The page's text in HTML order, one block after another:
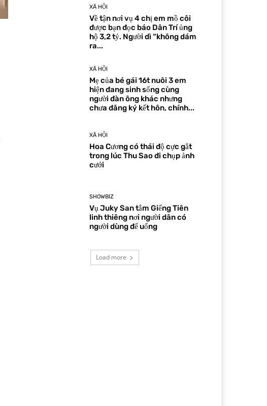
XÃ HỘI
Về tận nơi vụ 4 chị em mồ côi
được bạn đọc báo Dân Trí ủng
hộ 3,2 tỷ. Người dì “không dám
ra...
XÃ HỘI
Mẹ của bé gái 16t nuôi 3 em
hiện đang sinh sống cùng
người đàn ông khác nhưng
chưa đăng ký kết hôn, chính...
XÃ HỘI
Hoa Cương có thái độ cực gắt
trong lúc Thu Sao đi chụp ảnh
cưới
SHOWBIZ
Vụ Juky San tắm Giếng Tiên
linh thiêng nơi người dân có
người dùng để uống
Load more